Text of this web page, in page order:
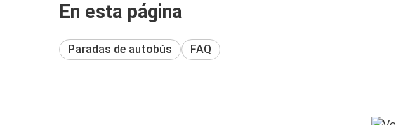
En esta página
Paradas de autobús FAQ